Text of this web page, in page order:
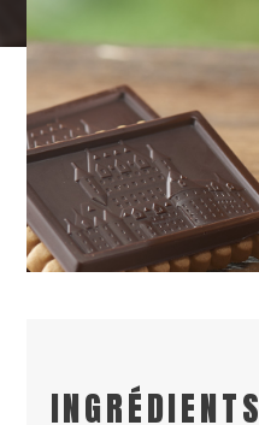
INGRÉDIENTS